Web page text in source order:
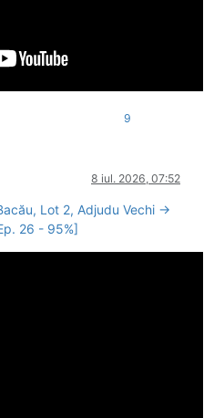
9
8 iul. 2026, 07:52
Lot 2, Adjudu Vechi →
26 - 95%]